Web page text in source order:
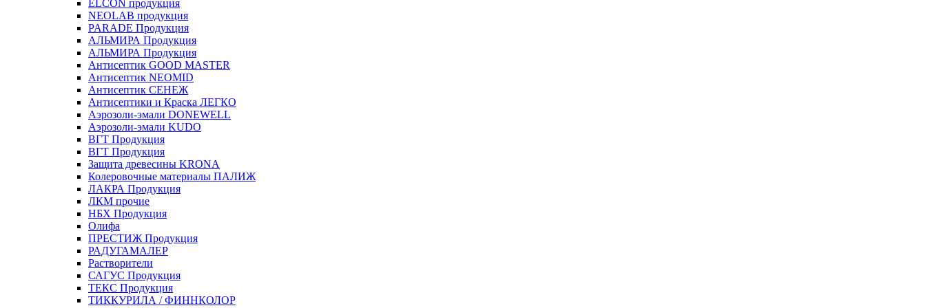
ELCON продукция
NEOLAB продукция
PARADE Продукция
АЛЬМИРА Продукция
АЛЬМИРА Продукция
Антисептик GOOD MASTER
Антисептик NEOMID
Антисептик СЕНЕЖ
Антисептики и Краска ЛЕГКО
Аэрозоли-эмали DONEWELL
Аэрозоли-эмали KUDO
ВГТ Продукция
ВГТ Продукция
Защита древесины KRONA
Колеровочные материалы ПАЛИЖ
ЛАКРА Продукция
ЛКМ прочие
НБХ Продукция
Олифа
ПРЕСТИЖ Продукция
РАДУГАМАЛЕР
Растворители
САГУС Продукция
ТЕКС Продукция
ТИККУРИЛА / ФИННКОЛОР